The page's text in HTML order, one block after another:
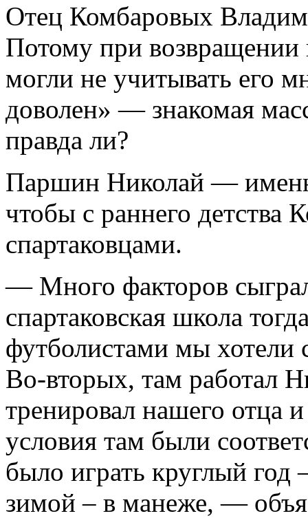
Отец Комбаровых
Потому при возвращении
могли не учитывать его
доволен» — знакомая
правда ли?
Паршин Николай —
чтобы с раннего детства
спартаковцами.
— Много факторов
спартаковская школа
футболистами мы
Во-вторых, там работал
тренировал нашего отца
условия там были
было играть круглый
зимой – в манеже, —